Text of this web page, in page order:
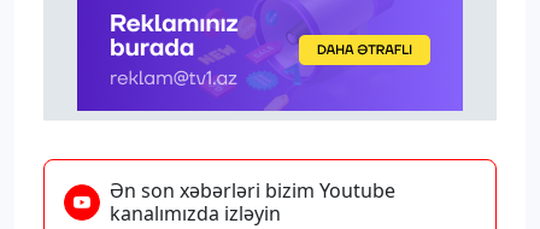
Ən son xəbərləri bizim Youtube
kanalımızda izləyin